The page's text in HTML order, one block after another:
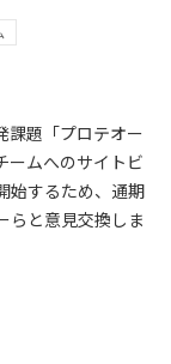
課題「プロテオー
ームへのサイトビ
始するため、通期
らと意見交換しま